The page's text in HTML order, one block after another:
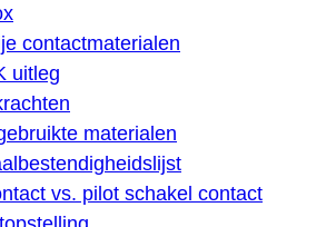
contactmaterialen
uitleg
materialen
vs. pilot schakel contact